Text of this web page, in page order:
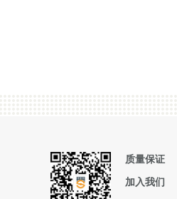
质量保证
加入我们